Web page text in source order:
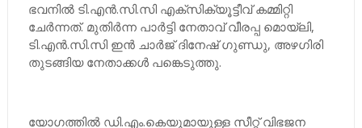
ഭവനില്‍ ടി.എന്‍.സി.സി എക്‌സിക്യൂട്ടീവ് കമ്മിറ്റി
ചേര്‍ന്നത്. മുതിര്‍ന്ന പാര്‍ട്ടി നേതാവ് വീരപ്പ മൊയ്‌ലി,
ടി.എന്‍.സി.സി ഇന്‍ ചാര്‍ജ് ദിനേഷ് ഗുണ്ഡു, അഴഗിരി
തുടങ്ങിയ നേതാക്കള്‍ പങ്കെടുത്തു.
യോഗത്തില്‍ ഡി.എം.കെയുമായുള്ള സീറ്റ് വിഭജന